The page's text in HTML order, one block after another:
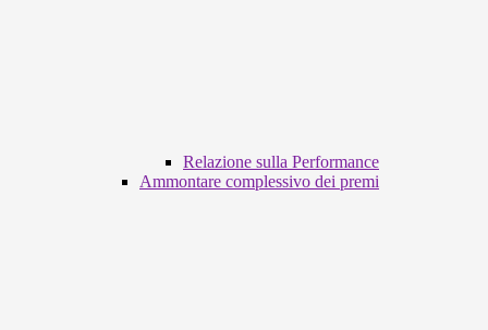
Relazione sulla Performance
Ammontare complessivo dei premi